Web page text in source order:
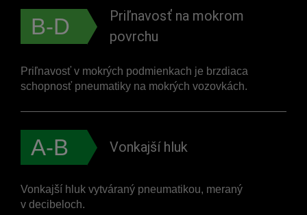
B-D
Priľnavosť na mokrom
povrchu
Priľnavosť v mokrých podmienkach je brzdiaca
schopnosť pneumatiky na mokrých vozovkách.
A-B Vonkajší hluk
Vonkajší hluk vytváraný pneumatikou, meraný
v decibeloch.